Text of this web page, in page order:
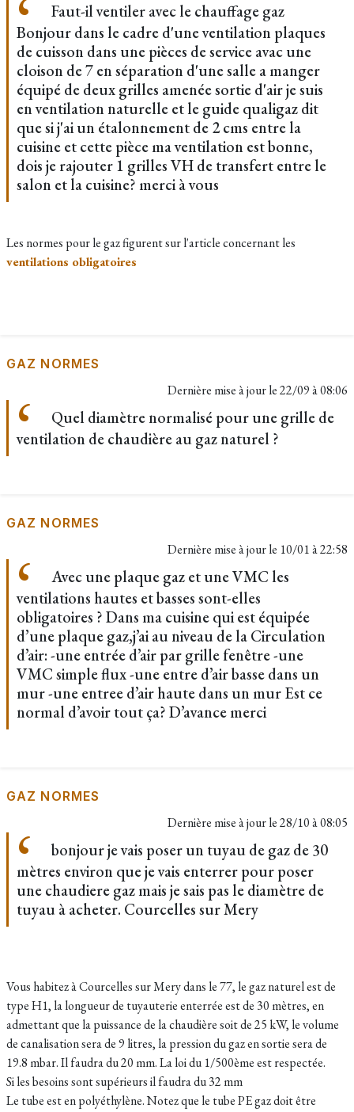
Faut-il ventiler avec le chauffage gaz
Bonjour dans le cadre d'une ventilation plaques
de cuisson dans une pièces de service avac une
cloison de 7 en séparation d'une salle a manger
équipé de deux grilles amenée sortie d'air je suis
en ventilation naturelle et le guide qualigaz dit
que si j'ai un étalonnement de 2 cms entre la
cuisine et cette pièce ma ventilation est bonne,
dois je rajouter 1 grilles VH de transfert entre le
salon et la cuisine? merci à vous
Les normes pour le gaz figurent sur l'article concernant les
ventilations obligatoires
GAZ NORMES
Dernière mise à jour le22/09 à 08:06
Quel diamètre normalisé pour une grille de
ventilation de chaudière au gaz naturel ?
GAZ NORMES
Dernière mise à jour le 10/01 à 22:58
Avec une plaque gaz et une VMC les
ventilations hautes et basses sont-elles
obligatoires ? Dans ma cuisine qui est équipée
d’une plaque gaz,j’ai au niveau de la Circulation
d’air: -une entrée d’air par grille fenêtre -une
VMC simple flux -une entre d’air basse dans un
mur -une entree d’air haute dans un mur Est ce
normal d’avoir tout ça? D’avance merci
GAZ NORMES
Dernière mise à jour le28/10 à 08:05
bonjour je vais poser un tuyau de gaz de 30
mètres environ que je vais enterrer pour poser
une chaudiere gaz mais je sais pas le diamètre de
tuyau à acheter. Courcelles sur Mery
Vous habitez à Courcelles sur Mery dans le 77, le gaz naturel est de
type H1, la longueur de tuyauterie enterrée est de 30 mètres, en
admettant que la puissance de la chaudière soit de 25 kW, le volume
de canalisation sera de 9 litres, la pression du gaz en sortie sera de
19.8 mbar. Il faudra du 20 mm. La loi du 1/500ème est respectée.
Si les besoins sont supérieurs il faudra du 32 mm
Le tube est en polyéthylène. Notez que le tube PE gaz doit être